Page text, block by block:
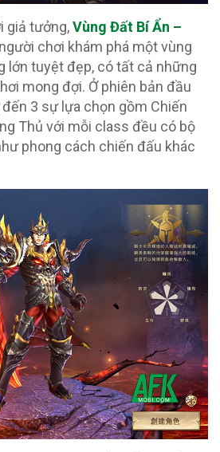
giả tưởng,Vùng Đất Bí Ẩn –
chơi khám phá một vùng
lớn tuyệt đẹp, có tất cả những
mong đợi. Ở phiên bản đầu
3 sự lựa chọn gồm Chiến
Thủ với mỗi class đều có bộ
phong cách chiến đấu khác